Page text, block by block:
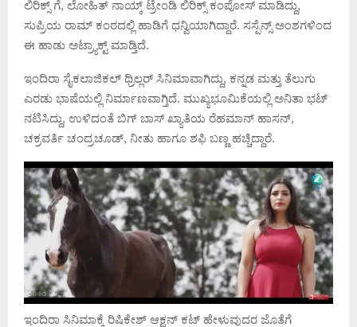
ಲಿರಿಕ್ಸ್ ಗೆ, ಲೋಹಿತ್ ನಾಯ್ಕ್ ಟ್ರೇಂಡಿ ಲಿರಿಕ್ಸ್ ಕಂಪೋಸ್ ಮಾಡಿದ್ದು,
ಸುಪ್ರಿಯ ರಾಮ್ ಕಂಠದಲ್ಲಿ ಹಾಡಿಗೆ ಧನ್ವಿಯಾಗಿದ್ದಾರೆ. ಸಸ್ಪೆನ್ಸ್ ಅಂಶಗಳಿಂದ
ಈ ಹಾಡು ಅಟ್ರ್ಯಾಕ್ಟ್ ಮಾಡ್ತಿದೆ.
ಇಂದಿರಾ ಸೈಕಲಾಜಿಕಲ್‌ ಥ್ರಿಲ್ಲರ್‌ ಸಿನಿಮಾವಾಗಿದ್ದು, ಕನ್ನಡ ಮತ್ತು ತೆಲುಗು
ಎರಡು ಭಾಷೆಯಲ್ಲಿ ನಿರ್ಮಾಣವಾಗ್ತಿದೆ. ಮುಖ್ಯಭೂಮಿಕೆಯಲ್ಲಿ ಅನಿತಾ ಭಟ್
ನಟಿಸಿದ್ದು, ಉಳಿದಂತೆ ಬಿಗ್‌ ಬಾಸ್‌ ಖ್ಯಾತಿಯ ರೆಹಮಾನ್‌ ಹಾಸನ್‌,
ಚಕ್ರವರ್ತಿ ಚಂದ್ರಚೂಡ್‌, ನೀತು ಹಾಗೂ ಶಫಿ ಬಣ್ಣ ಹಚ್ಚಿದ್ದಾರೆ.
ಇಂದಿರಾ ಸಿನಿಮಾಕ್ಕೆ ರಿಷಿಕೇಶ್ ಆಕ್ಷನ್ ಕಟ್ ಹೇಳುವುದರ ಜೊತೆಗೆ